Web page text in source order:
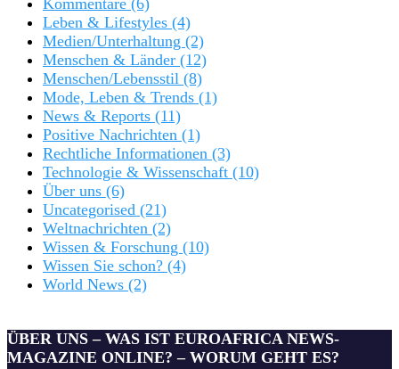
Kommentare (6)
Leben & Lifestyles (4)
Medien/Unterhaltung (2)
Menschen & Länder (12)
Menschen/Lebensstil (8)
Mode, Leben & Trends (1)
News & Reports (11)
Positive Nachrichten (1)
Rechtliche Informationen (3)
Technologie & Wissenschaft (10)
Über uns (6)
Uncategorised (21)
Weltnachrichten (2)
Wissen & Forschung (10)
Wissen Sie schon? (4)
World News (2)
ÜBER UNS – WAS IST EUROAFRICA NEWS-
MAGAZINE ONLINE? – WORUM GEHT ES?